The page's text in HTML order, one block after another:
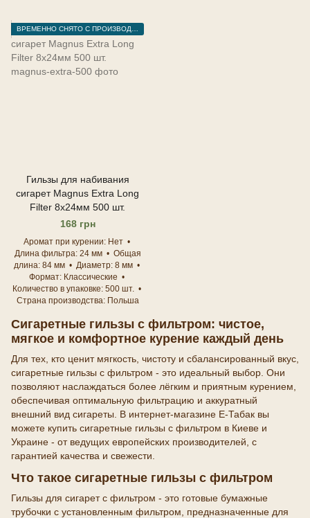
Гильзы для набивания
сигарет Magnus Extra Long
Filter 8х24мм 500 шт.
168 грн
Аромат при курении
Нет
Длина фильтра 24 мм
Общая
длина 84 мм Диаметр 8 мм
Формат
Классические
Количество в упаковке 500 шт.
Страна производства
Польша
Сигаретные гильзы с фильтром: чистое,
мягкое и комфортное курение каждый день
Для тех, кто ценит мягкость, чистоту и сбалансированный вкус,
сигаретные гильзы с фильтром - это идеальный выбор. Они
позволяют наслаждаться более лёгким и приятным курением,
обеспечивая оптимальную фильтрацию и аккуратный
внешний вид сигареты. В интернет-магазине E-Табак вы
можете купить сигаретные гильзы с фильтром в Киеве и
Украине - от ведущих европейских производителей, с
гарантией качества и свежести.
Что такое сигаретные гильзы с фильтром
Гильзы для сигарет с фильтром - это готовые бумажные
трубочки с установленным фильтром, предназначенные для